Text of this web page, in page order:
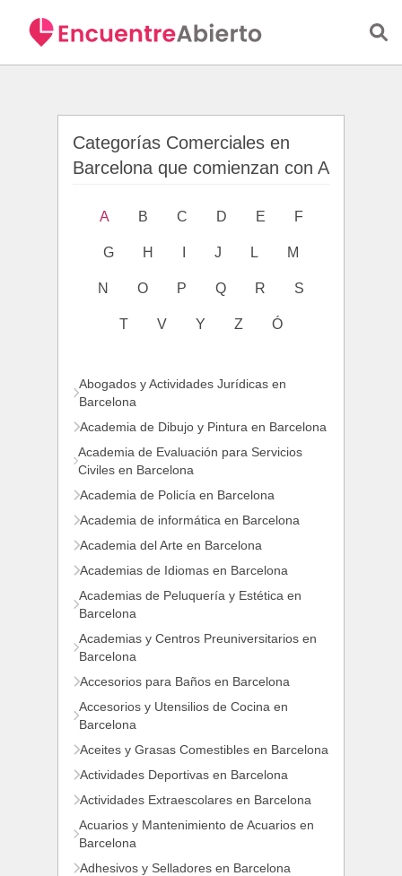
Categorías Comerciales en
Barcelona que comienzan con A
A B C D E F
G H J L M
N O P Q R S
T V Y Z Ó
Abogados y Actividades Jurídicas en
Barcelona
Academia de Dibujo y Pintura en Barcelona
Academia de Evaluación para Servicios
Civiles en Barcelona
Academia de Policía en Barcelona
Academia de informática en Barcelona
Academia del Arte en Barcelona
Academias de Idiomas en Barcelona
Academias de Peluquería y Estética en
Barcelona
Academias y Centros Preuniversitarios en
Barcelona
Accesorios para Baños en Barcelona
Accesorios y Utensilios de Cocina en
Barcelona
Aceites y Grasas Comestibles en Barcelona
Actividades Deportivas en Barcelona
Actividades Extraescolares en Barcelona
Acuarios y Mantenimiento de Acuarios en
Barcelona
Adhesivos y Selladores en Barcelona